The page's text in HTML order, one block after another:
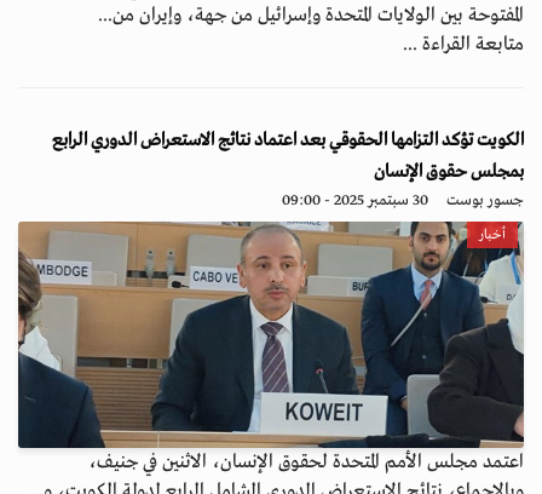
المفتوحة بين الولايات المتحدة وإسرائيل من جهة، وإيران من...
متابعة القراءة ...
الكويت تؤكد التزامها الحقوقي بعد اعتماد نتائج الاستعراض الدوري الرابع
بمجلس حقوق الإنسان
جسور بوست 30 سبتمبر 2025 - 09:00
أخبار
اعتمد مجلس الأمم المتحدة لحقوق الإنسان، الاثنين في جنيف،